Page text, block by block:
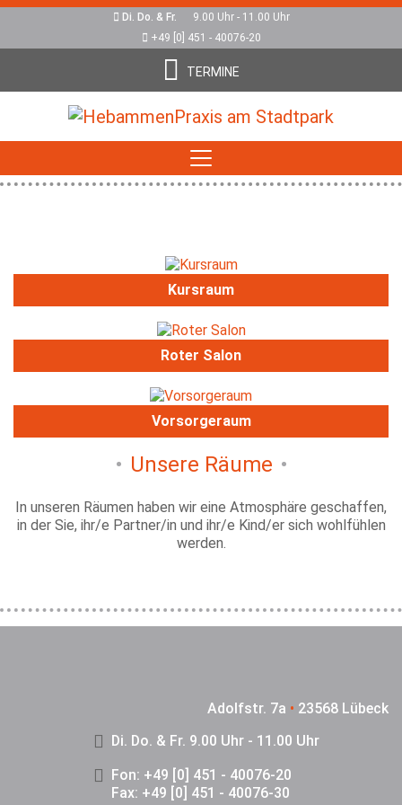
Di. Do. & Fr. 9.00 Uhr - 11.00 Uhr
+49 [0] 451 - 40076-20
TERMINE
Kursraum
Roter Salon
Vorsorgeraum
Unsere Räume
In unseren Räumen haben wir eine Atmosphäre geschaffen,
in der Sie, ihr/e Partner/in und ihr/e Kind/er sich wohlfühlen
werden.
Adolfstr. 7a • 23568 Lübeck
Di. Do. & Fr. 9.00 Uhr - 11.00 Uhr
Fon: +49 [0] 451 - 40076-20
Fax: +49 [0] 451 - 40076-30